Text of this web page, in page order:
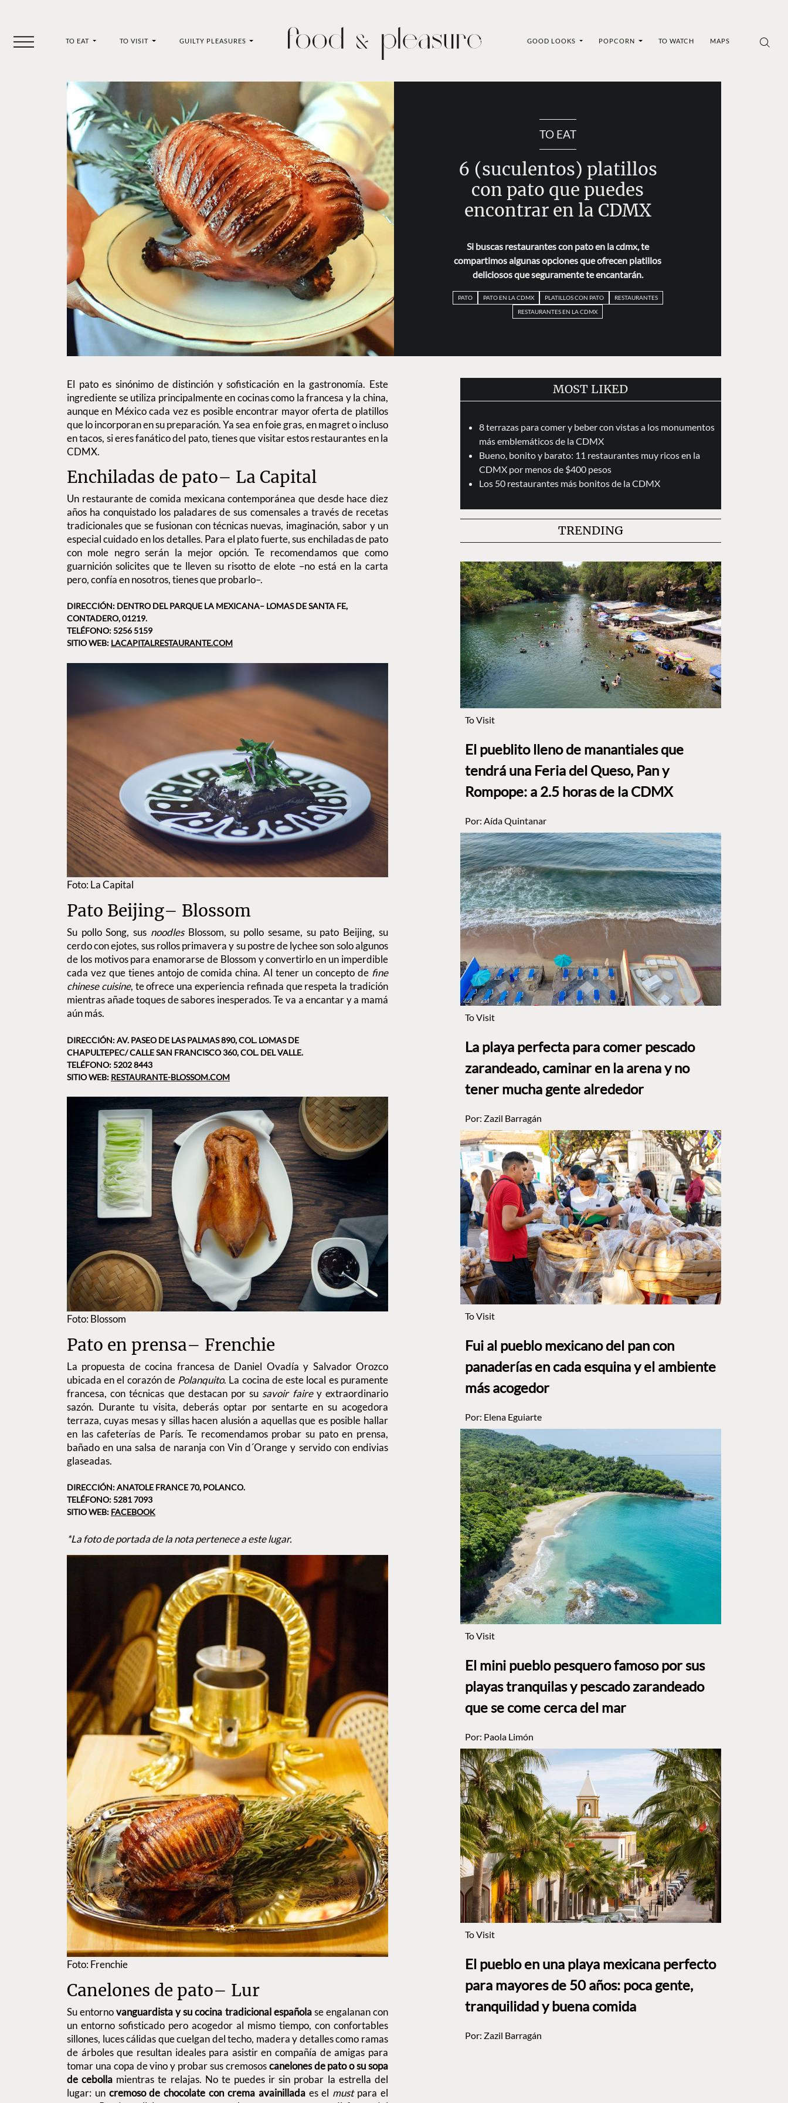
TO EAT TO VISIT GUILTY PLEASURES GOOD LOOKS POPCORN TO WATCH MAPS
TO EAT
6 (suculentos) platillos
con pato que puedes
encontrar en la CDMX
Si buscas restaurantes con pato en la cdmx, te
compartimos algunas opciones que ofrecen platillos
deliciosos que seguramente te encantarán.
PATO PATO EN LA CDMX PLATILLOS CON PATO
RESTAURANTES
RESTAURANTES EN LA CDMX
El pato es sinónimo de distinción y sofisticación en la gastronomía. Este
ingrediente se utiliza principalmente en cocinas como la francesa y la china,
aunque en México cada vez es posible encontrar mayor oferta de platillos
que lo incorporan en su preparación. Ya sea en foie gras, en magret o incluso
en tacos, si eres fanático del pato, tienes que visitar estos restaurantes en la
CDMX.
Enchiladas de pato– La Capital
Un restaurante de comida mexicana contemporánea que desde hace diez
años ha conquistado los paladares de sus comensales a través de recetas
tradicionales que se fusionan con técnicas nuevas, imaginación, sabor y un
especial cuidado en los detalles. Para el plato fuerte, sus enchiladas de pato
con mole negro serán la mejor opción. Te recomendamos que como
guarnición solicites que te lleven su risotto de elote –no está en la carta
pero, confía en nosotros, tienes que probarlo–.
DIRECCIÓN: DENTRO DEL PARQUE LA MEXICANA– LOMAS DE SANTA FE,
CONTADERO, 01219.
TELÉFONO: 5256 5159
SITIO WEB: LACAPITALRESTAURANTE.COM
Foto: La Capital
Pato Beijing– Blossom
Su pollo Song, sus noodlesBlossom, su pollo sesame, su pato Beijing, su
cerdo con ejotes, sus rollos primavera y su postre de lychee son solo algunos
de los motivos para enamorarse de Blossom y convertirlo en un imperdible
cada vez que tienes antojo de comida china. Al tener un concepto de fine
chinese cuisine, te ofrece una experiencia refinada que respeta la tradición
mientras añade toques de sabores inesperados. Te va a encantar y a mamá
aún más.
DIRECCIÓN: AV. PASEO DE LAS PALMAS 890, COL. LOMAS DE
CHAPULTEPEC/ CALLE SAN FRANCISCO 360, COL. DEL VALLE.
TELÉFONO: 5202 8443
SITIO WEB: RESTAURANTE-BLOSSOM.COM
Foto: Blossom
Pato en prensa– Frenchie
La propuesta de cocina francesa de Daniel Ovadía y Salvador Orozco
ubicada en el corazón de Polanquito. La cocina de este local es puramente
francesa, con técnicas que destacan por su savoir faire y extraordinario
sazón. Durante tu visita, deberás optar por sentarte en su acogedora
terraza, cuyas mesas y sillas hacen alusión a aquellas que es posible hallar
en las cafeterías de París. Te recomendamos probar su pato en prensa,
bañado en una salsa de naranja con Vin d´Orange y servido con endivias
glaseadas.
DIRECCIÓN: ANATOLE FRANCE 70, POLANCO.
TELÉFONO: 5281 7093
SITIO WEB: FACEBOOK
*La foto de portada de la nota pertenece a este lugar.
Foto: Frenchie
Canelones de pato– Lur
Su entornovanguardista y su cocina tradicional españolase engalanan con
un entorno sofisticado pero acogedor al mismo tiempo, con confortables
sillones, luces cálidas que cuelgan del techo, madera y detalles como ramas
de árboles que resultan ideales para asistir en compañía de amigas para
tomar una copa de vino y probar sus cremososcanelones de pato o su sopa
de cebolla mientras te relajas. No te puedes ir sin probar la estrella del
lugar: uncremoso de chocolate con crema avainilladaes el mustpara el
MOST LIKED
8 terrazas para comer y beber con vistas a los monumentos
más emblemáticos de la CDMX
Bueno, bonito y barato: 11 restaurantes muy ricos en la
CDMX por menos de $400 pesos
Los 50 restaurantes más bonitos de la CDMX
TRENDING
To Visit
El pueblito lleno de manantiales que
tendrá una Feria del Queso, Pan y
Rompope: a 2.5 horas de la CDMX
Por: Aída Quintanar
To Visit
La playa perfecta para comer pescado
zarandeado, caminar en la arena y no
tener mucha gente alrededor
Por: Zazil Barragán
To Visit
Fui al pueblo mexicano del pan con
panaderías en cada esquina y el ambiente
más acogedor
Por: Elena Eguiarte
To Visit
El mini pueblo pesquero famoso por sus
playas tranquilas y pescado zarandeado
que se come cerca del mar
Por: Paola Limón
To Visit
El pueblo en una playa mexicana perfecto
para mayores de 50 años: poca gente,
tranquilidad y buena comida
Por: Zazil Barragán